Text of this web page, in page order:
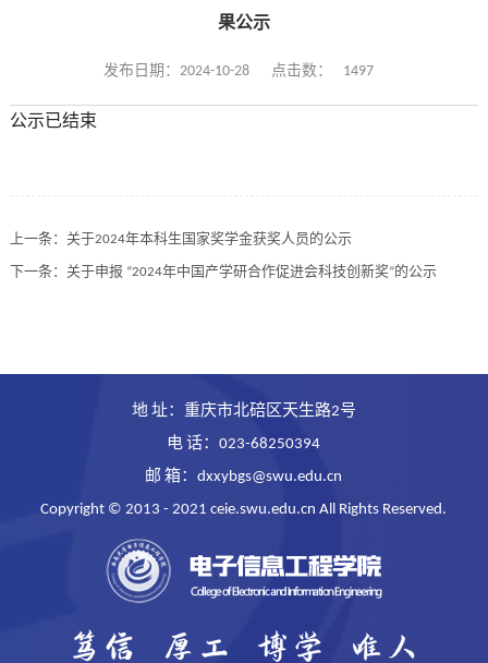
果公示
发布日期：2024-10-28 点击数： 1497
公示已结束
上一条： 关于2024年本科生国家奖学金获奖人员的公示
下一条： 关于申报 “2024年中国产学研合作促进会科技创新奖”的公示
地 址：重庆市北碚区天生路2号
电 话：023-68250394
邮 箱：dxxybgs@swu.edu.cn
Copyright © 2013 - 2021 ceie.swu.edu.cn All Rights Reserved.